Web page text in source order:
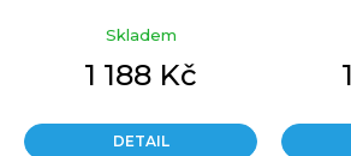
Skladem
1 188 Kč
DETAIL